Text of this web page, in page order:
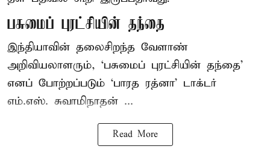
பசுமைப் புரட்சியின் தந்தை
இந்தியாவின் தலைசிறந்த வேளாண்
அறிவியலாளரும், ‘பசுமைப் புரட்சியின் தந்தை’
எனப் போற்றப்படும் ‘பாரத ரத்னா’ டாக்டர்
எம்.எஸ். சுவாமிநாதன் ...
Read More